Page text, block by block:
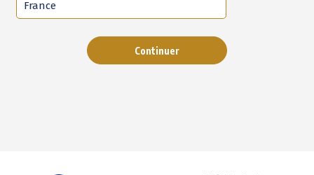
Continuer